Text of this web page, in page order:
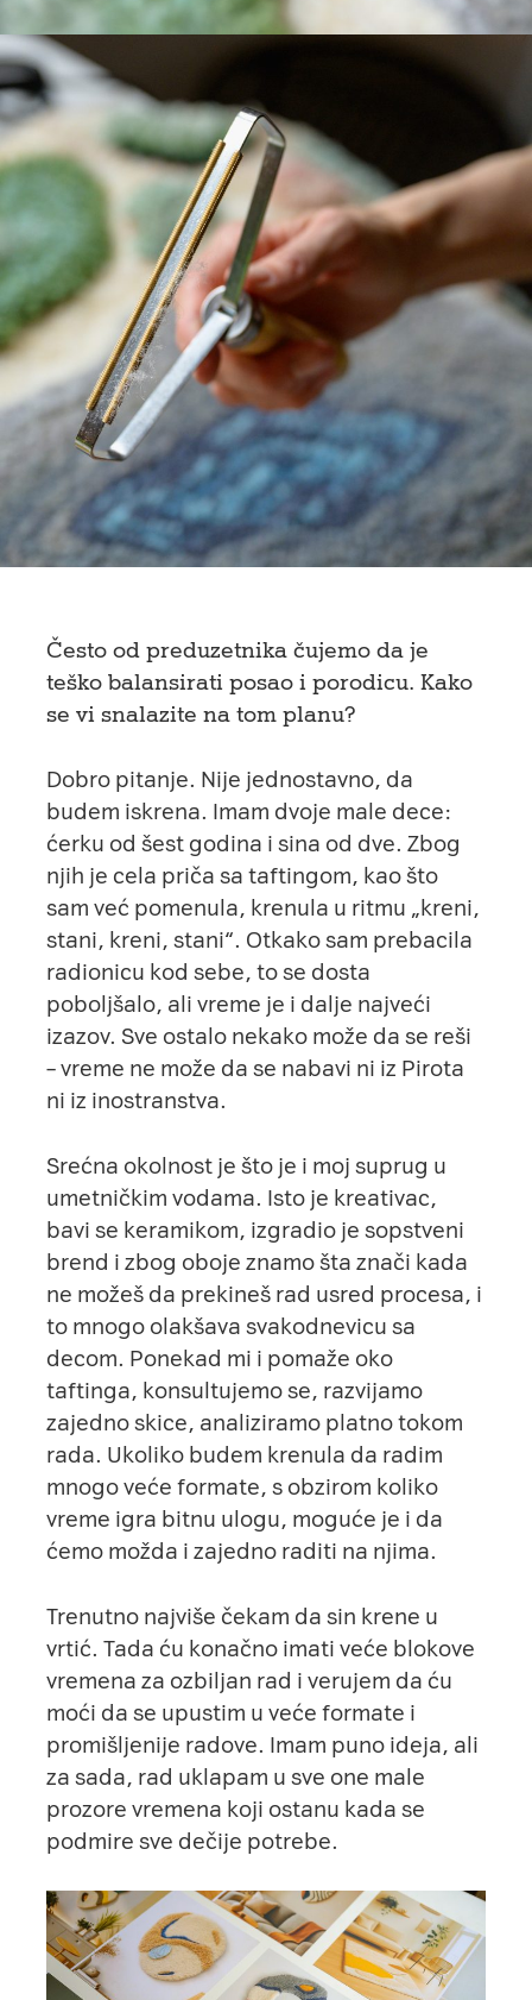
Često od preduzetnika čujemo da je
teško balansirati posao i porodicu. Kako
se vi snalazite na tom planu?
Dobro pitanje. Nije jednostavno, da
budem iskrena. Imam dvoje male dece:
ćerku od šest godina i sina od dve. Zbog
njih je cela priča sa taftingom, kao što
sam već pomenula, krenula u ritmu „kreni,
stani, kreni, stani“. Otkako sam prebacila
radionicu kod sebe, to se dosta
poboljšalo, ali vreme je i dalje najveći
izazov. Sve ostalo nekako može da se reši
– vreme ne može da se nabavi ni iz Pirota
ni iz inostranstva.
Srećna okolnost je što je i moj suprug u
umetničkim vodama. Isto je kreativac,
bavi se keramikom, izgradio je sopstveni
brend i zbog oboje znamo šta znači kada
ne možeš da prekineš rad usred procesa, i
to mnogo olakšava svakodnevicu sa
decom. Ponekad mi i pomaže oko
taftinga, konsultujemo se, razvijamo
zajedno skice, analiziramo platno tokom
rada. Ukoliko budem krenula da radim
mnogo veće formate, s obzirom koliko
vreme igra bitnu ulogu, moguće je i da
ćemo možda i zajedno raditi na njima.
Trenutno najviše čekam da sin krene u
vrtić. Tada ću konačno imati veće blokove
vremena za ozbiljan rad i verujem da ću
moći da se upustim u veće formate i
promišljenije radove. Imam puno ideja, ali
za sada, rad uklapam u sve one male
prozore vremena koji ostanu kada se
podmire sve dečije potrebe.